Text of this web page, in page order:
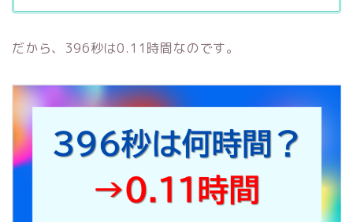
だから、396秒は0.11時間なのです。